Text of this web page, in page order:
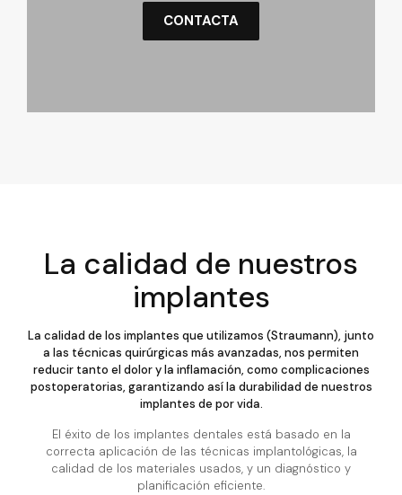
CONTACTA
La calidad de nuestros
implantes
La calidad de los implantes que utilizamos (Straumann), junto
a las técnicas quirúrgicas más avanzadas, nos permiten
reducir tanto el dolor y la inflamación, como complicaciones
postoperatorias, garantizando así la durabilidad de nuestros
implantes de por vida.
El éxito de los implantes dentales está basado en la
correcta aplicación de las técnicas implantológicas, la
calidad de los materiales usados, y un diagnóstico y
planificación eficiente.